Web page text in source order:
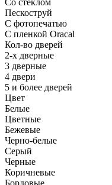
Пескоструй
С фотопечатью
С пленкой Oracal
Кол-во дверей
2-х дверные
3 дверные
4 двери
5 и более дверей
Цвет
Белые
Цветные
Бежевые
Черно-белые
Серый
Черные
Коричневые
Бордовые